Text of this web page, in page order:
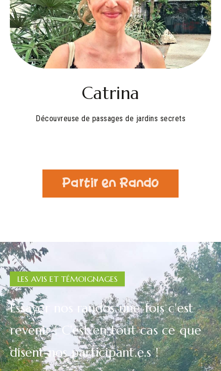
Catrina
Découvreuse de passages de jardins secrets
Partir en Rando
LES AVIS ET TÉMOIGNAGES
Essayer nos randos une fois c'est
revenir ! C'est en tout cas ce que
disent nos participant.e.s !